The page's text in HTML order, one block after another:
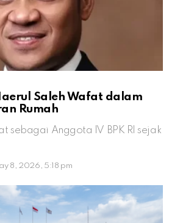
Saleh Wafat dalam
Rumah
sebagai Anggota IV BPK RI sejak
8, 2026, 5:18 pm